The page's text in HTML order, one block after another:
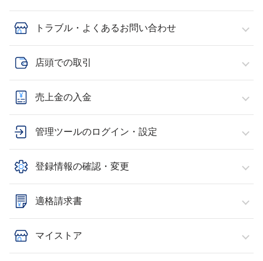
トラブル・よくあるお問い合わせ
店頭での取引
売上金の入金
管理ツールのログイン・設定
登録情報の確認・変更
適格請求書
マイストア